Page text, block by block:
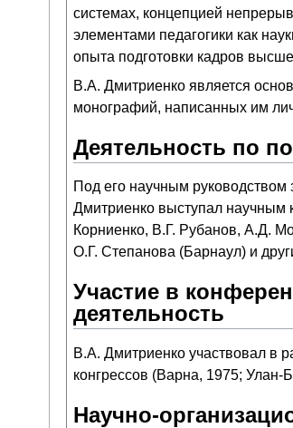
системах, концепцией
элементами педагогики как
опыта подготовки кадров
В.А. Дмитриенко является
монографий, написанных им
Деятельность по
Под его научным
Дмитриенко выступал научным
Корниенко, В.Г. Рубанов, А.Д.
О.Г. Степанова (Барнаул) и
Участие в
деятельность
В.А. Дмитриенко участвовал в
конгрессов (Варна, 1975;
Научно-